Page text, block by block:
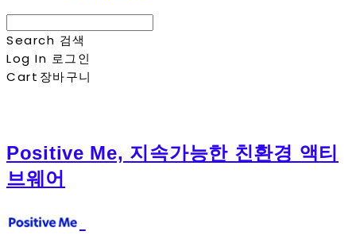
Search 검색
Log In 로그인
Cart 장바구니
Positive Me, 지속가능한 친환경 액티
브웨어